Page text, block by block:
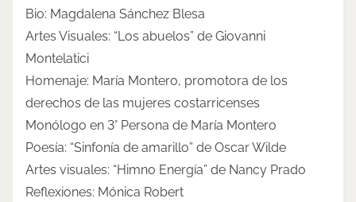
Bio: Magdalena Sánchez Blesa
Artes Visuales: “Los abuelos” de Giovanni
Montelatici
Homenaje: María Montero, promotora de los
derechos de las mujeres costarricenses
Monólogo en 3° Persona de María Montero
Poesía: “Sinfonía de amarillo” de Oscar Wilde
Artes visuales: “Himno Energía” de Nancy Prado
Reflexiones: Mónica Robert